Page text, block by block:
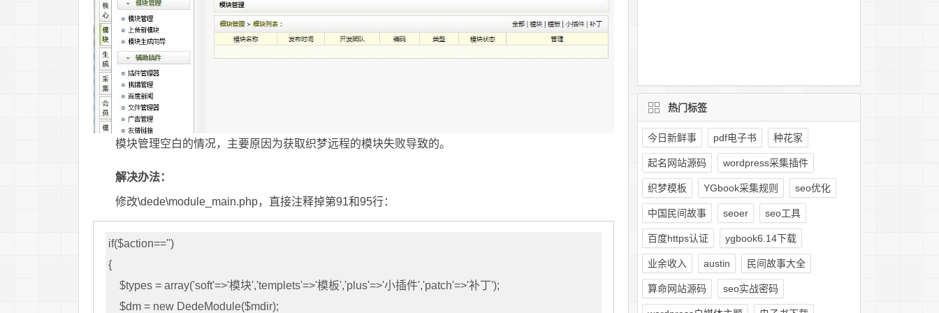
模块管理空白的情况，主要原因为获取织梦远程的模块失败导致的。
解决办法：
修改\dede\module_main.php，直接注释掉第91和95行：
if($action=='')
{
热门标签
今日新鲜事 pdf电子书 种花家
起名网站源码 wordpress采集插件
织梦模板 YGbook采集规则 seo优化
中国民间故事 seoer seo工具
百度https认证 ygbook6.14下载
业余收入 austin 民间故事大全
算命网站源码 seo实战密码